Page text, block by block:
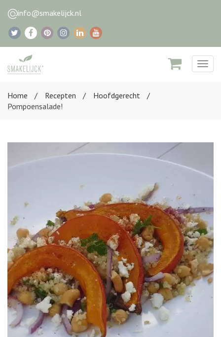
info@smakelijck.nl
Home
Recepten
Hoofdgerecht
Pompoensalade!